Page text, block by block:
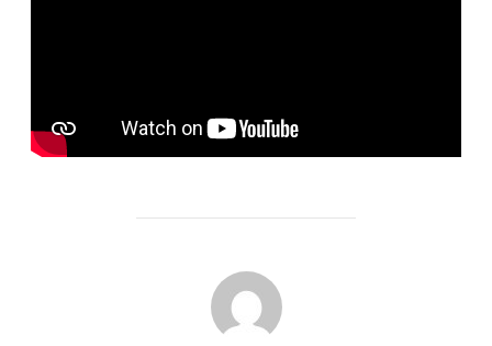
AUTEUR DE LA PUBLICATION